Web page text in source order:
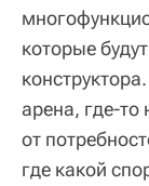
которые
арена, где-то
от
где какой